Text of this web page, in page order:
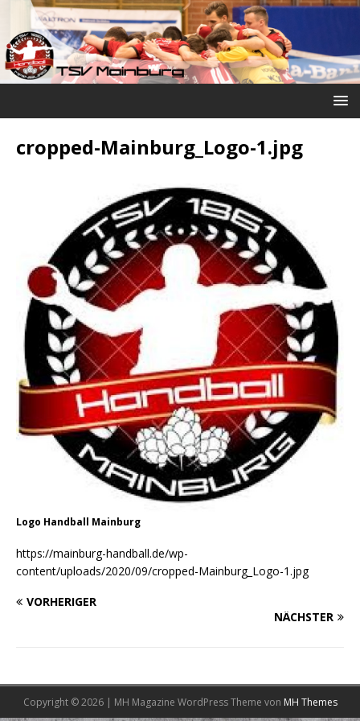
cropped-Mainburg_Logo-1.jpg
Logo Handball Mainburg
https://mainburg-handball.de/wp-
content/uploads/2020/09/cropped-Mainburg_Logo-1.jpg
VORHERIGER
NÄCHSTER
Copyright © 2026 | MH Magazine WordPress Theme von MH Themes